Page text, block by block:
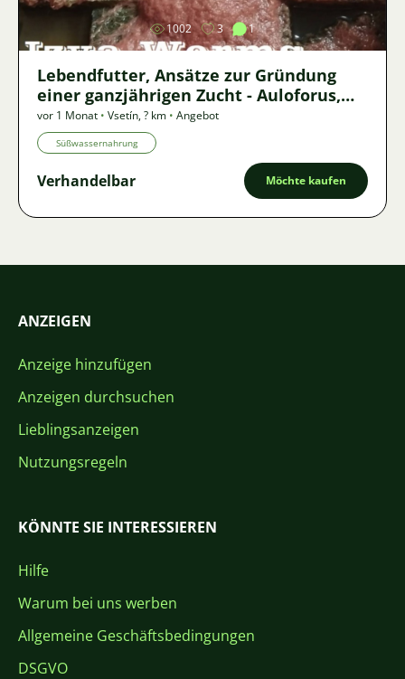
1002 3 1
Lebendfutter, Ansätze zur Gründung
einer ganzjährigen Zucht - Auloforus,
Izya, Grindal, Roupice, Moina,
vor 1 Monat • Vsetín,? km • Angebot
Süßwassernahrung
Verhandelbar Möchte kaufen
ANZEIGEN
Anzeige hinzufügen
Anzeigen durchsuchen
Lieblingsanzeigen
Nutzungsregeln
KÖNNTE SIE INTERESSIEREN
Hilfe
Warum bei uns werben
Allgemeine Geschäftsbedingungen
DSGVO